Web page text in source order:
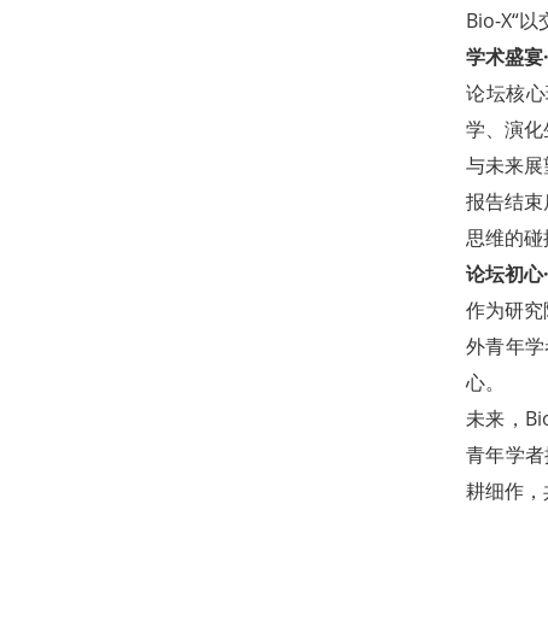
Bio-X“
学术盛宴
论坛核
学、演
与未来展
报告结
思维的碰
论坛初心
作为研
外青年
心。
未来，
青年学
耕细作，